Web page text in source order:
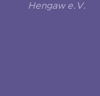
Hengaw e.V.